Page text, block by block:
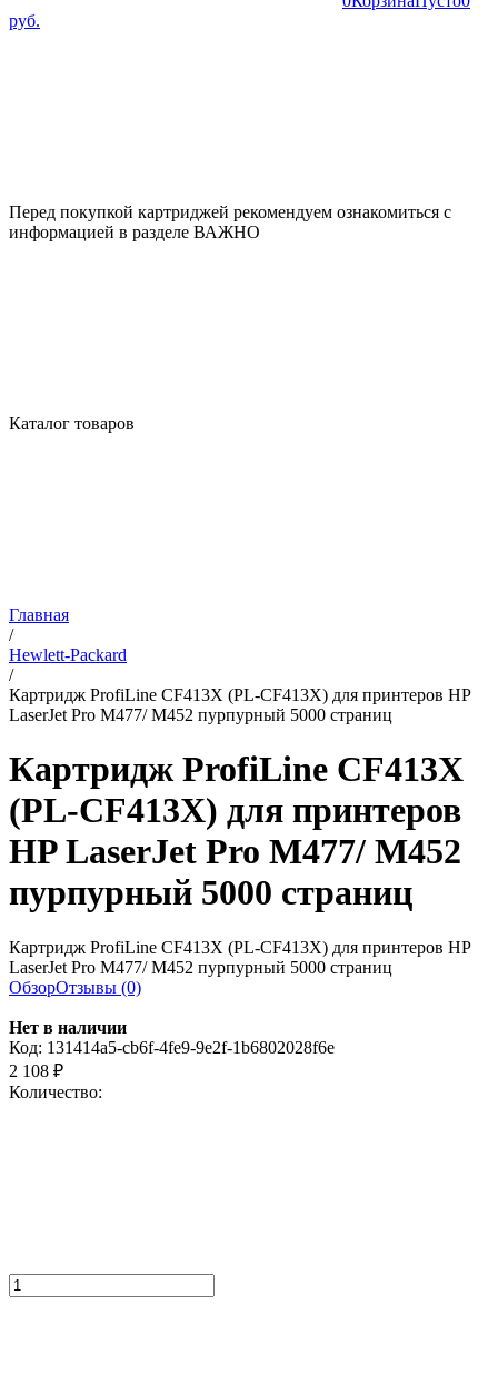
руб.
Перед покупкой картриджей рекомендуем ознакомиться с
информацией в разделе ВАЖНО
Каталог товаров
Главная
/
Hewlett-Packard
/
Картридж ProfiLine CF413X (PL-CF413X) для принтеров HP
LaserJet Pro M477/ M452 пурпурный 5000 страниц
Картридж ProfiLine CF413X
(PL-CF413X) для принтеров
HP LaserJet Pro M477/ M452
пурпурный 5000 страниц
Картридж ProfiLine CF413X (PL-CF413X) для принтеров HP
LaserJet Pro M477/ M452 пурпурный 5000 страниц
ОбзорОтзывы (0)
Нет в наличии
Код: 131414a5-cb6f-4fe9-9e2f-1b6802028f6e
2 108 ₽
Количество: